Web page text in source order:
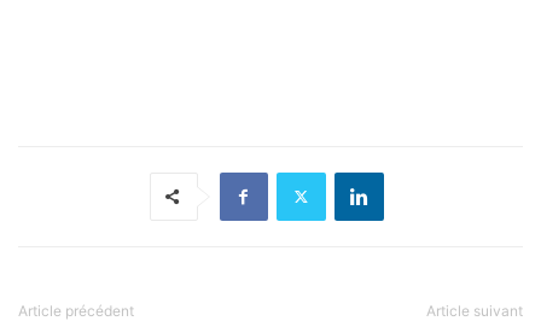
Article précédent Article suivant